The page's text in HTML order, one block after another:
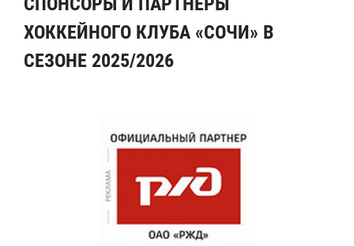
ХОККЕЙНОГО КЛУБА «СОЧИ» В
СЕЗОНЕ 2025/2026